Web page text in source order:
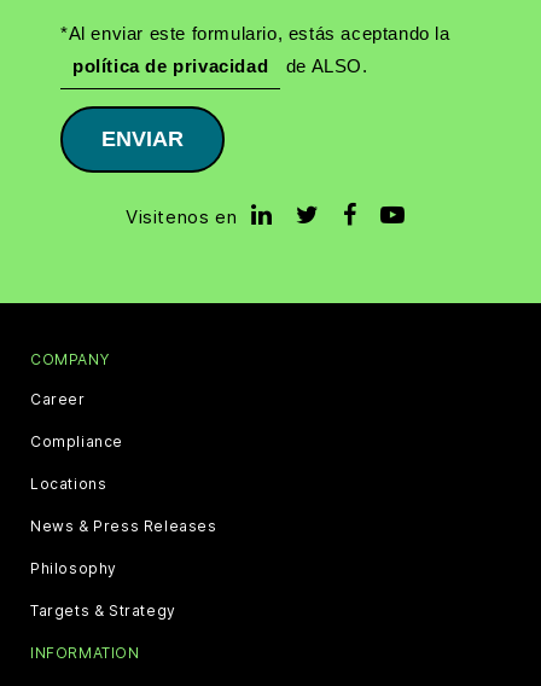
*Al enviar este formulario, estás aceptando la
política de privacidad
de ALSO.
ENVIAR
Visitenos en
COMPANY
Career
Compliance
Locations
News & Press Releases
Philosophy
Targets & Strategy
INFORMATION